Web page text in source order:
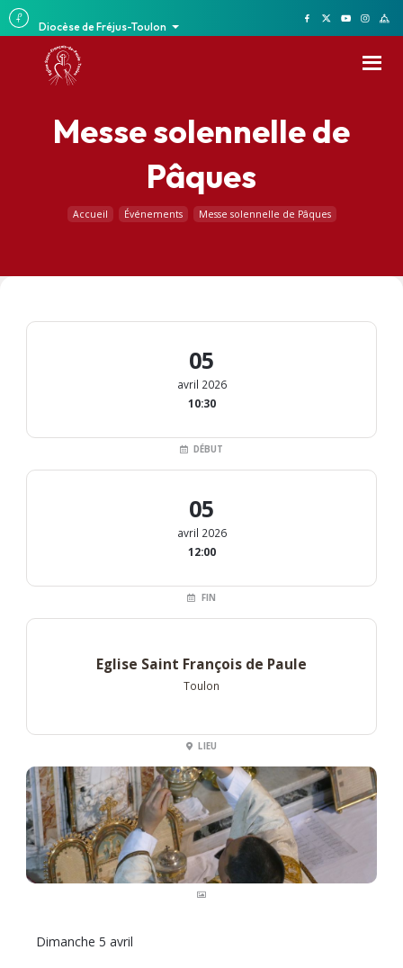
Diocèse de Fréjus-Toulon
Messe solennelle de
Pâques
Accueil Événements Messe solennelle de Pâques
05
avril 2026
10:30
DÉBUT
05
avril 2026
12:00
FIN
Eglise Saint François de Paule
Toulon
LIEU
Dimanche 5 avril